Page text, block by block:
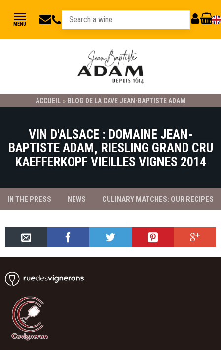
jbadam@jb-
03
89
78
MY CART
MENU
ACCUEIL » BLOG DE LA CAVE JEAN-BAPTISTE ADAM
VIN D'ALSACE : DOMAINE JEAN-
BAPTISTE ADAM, RIESLING GRAND CRU
KAEFFERKOPF VIEILLES VIGNES 2014
IN THE PRESS NEWS CULINARY MATCHES: OUR RECIPES